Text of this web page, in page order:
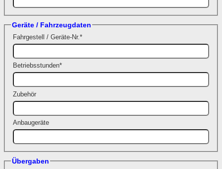
Geräte / Fahrzeugdaten
Fahrgestell / Geräte-Nr.*
Betriebsstunden*
Zubehör
Anbaugeräte
Übergaben